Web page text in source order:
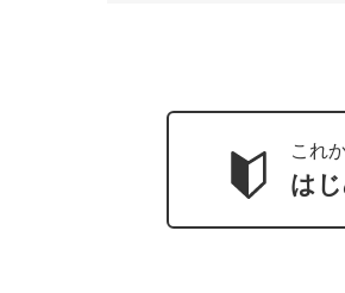
これ
は